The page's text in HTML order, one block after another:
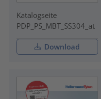
Katalogseite
PDP_PS_MBT_SS304_at
Download